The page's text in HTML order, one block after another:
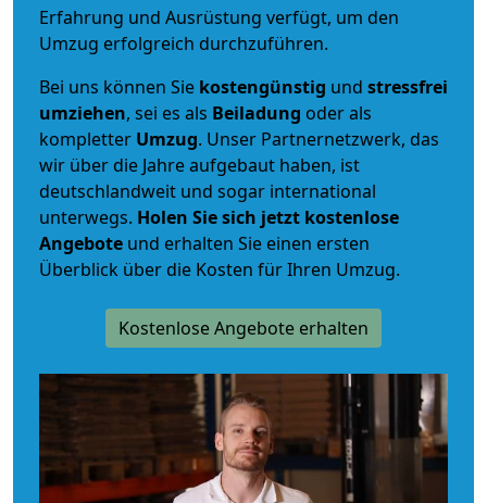
Erfahrung und Ausrüstung verfügt, um den
Umzug erfolgreich durchzuführen.
Bei uns können Sie kostengünstig und stressfrei
umziehen, sei es als Beiladung oder als
kompletter Umzug. Unser Partnernetzwerk, das
wir über die Jahre aufgebaut haben, ist
deutschlandweit und sogar international
unterwegs. Holen Sie sich jetzt kostenlose
Angebote und erhalten Sie einen ersten
Überblick über die Kosten für Ihren Umzug.
Kostenlose Angebote erhalten